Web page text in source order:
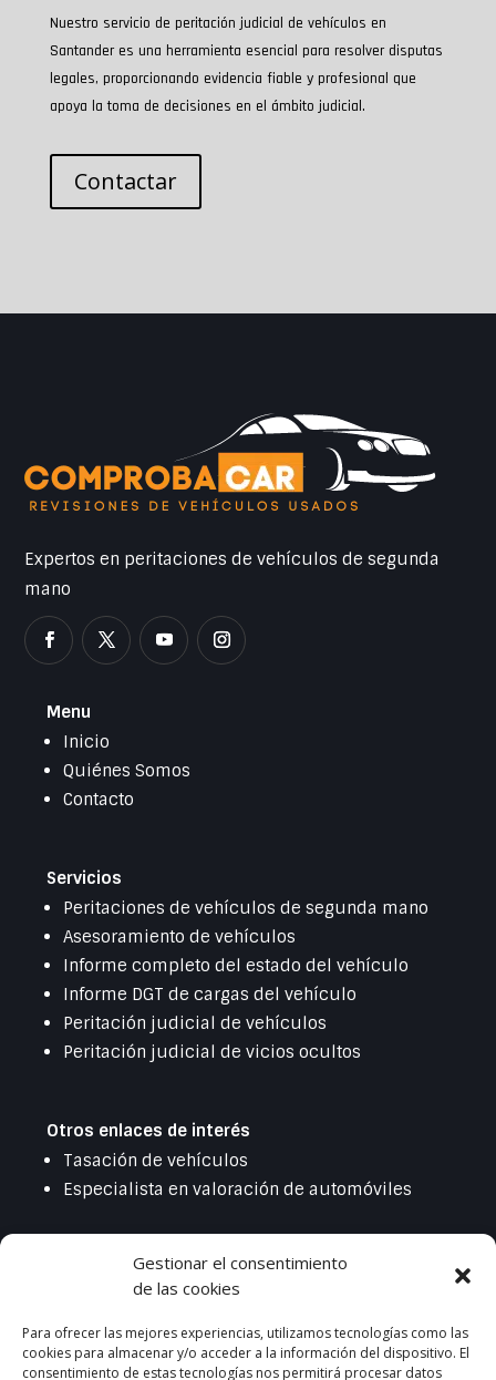
Gestionar el consentimiento
de las cookies
Para ofrecer las mejores experiencias, utilizamos tecnologías como las
cookies para almacenar y/o acceder a la información del dispositivo. El
consentimiento de estas tecnologías nos permitirá procesar datos
Nuestro servicio de peritación judicial de vehículos en
Santander es una herramienta esencial para resolver disputas
legales, proporcionando evidencia fiable y profesional que
apoya la toma de decisiones en el ámbito judicial.
Contactar
Expertos en peritaciones de vehículos de segunda
mano
Menu
Inicio
Quiénes Somos
Contacto
Servicios
Peritaciones de vehículos de segunda mano
Asesoramiento de vehículos
Informe completo del estado del vehículo
Informe DGT de cargas del vehículo
Peritación judicial de vehículos
Peritación judicial de vicios ocultos
Otros enlaces de interés
Tasación de vehículos
Especialista en valoración de automóviles
Política de privacidad
Política de cookies
Aviso legal